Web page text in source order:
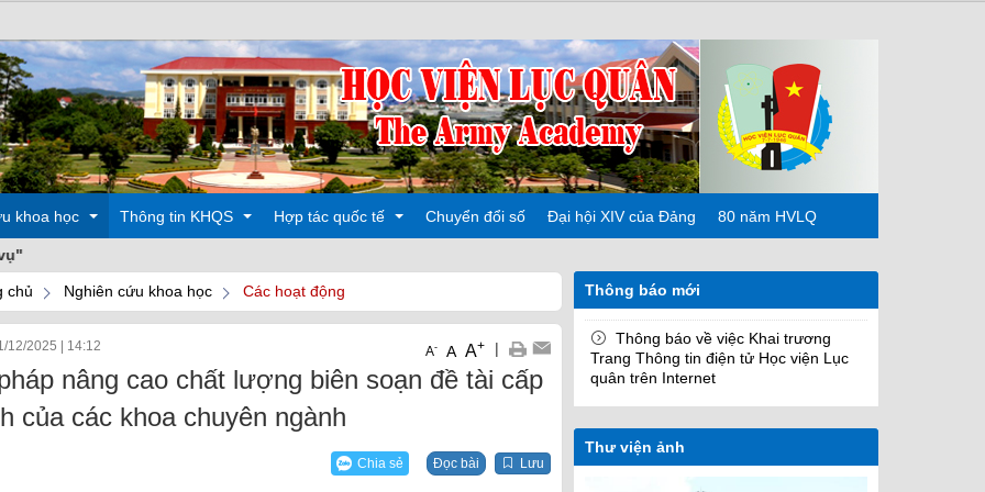
khoa học Thông tin KHQS
Các hoạt động
Hợp tác quốc tế
Đào tạo
Chuyển đổi số Đại hội XIV của Đảng 80 năm HVLQ
chủ Nghiên cứu khoa học Các hoạt động
12/2025 | 14:12 A- A A+ |
nâng cao chất lượng biên soạn đề tài cấp
của các khoa chuyên ngành
Chia sẻ Đọc bài Lưu
Thông báo mới
Thông báo về việc Khai trương
Trang Thông tin điện tử Học viện Lục
quân trên Internet
Thư viện ảnh